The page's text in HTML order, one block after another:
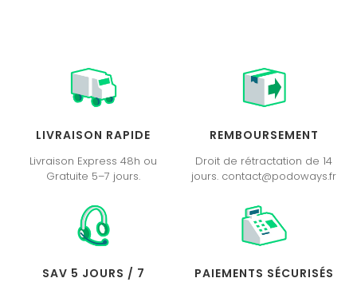
LIVRAISON RAPIDE
Livraison Express 48h ou
Gratuite 5–7 jours.
REMBOURSEMENT
Droit de rétractation de 14
jours. contact@podoways.fr
SAV 5 JOURS / 7 PAIEMENTS SÉCURISÉS